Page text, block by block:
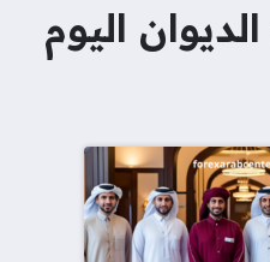
اليوم